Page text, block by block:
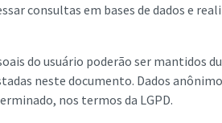
consultas em bases de dados e
do usuário poderão ser mantidos
neste documento. Dados
nos termos da LGPD.